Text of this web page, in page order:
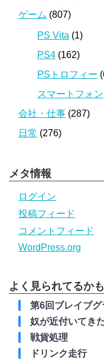
ゲーム (807)
PS Vita (1)
PS4 (162)
PSトロフィー
スマートフォン
会社・仕事 (287)
日常 (276)
メタ情報
ログイン
投稿フィード
コメントフィード
WordPress.org
よく見られてるか
第6回ブレイブ
奴が近付いてき
戦貨処理
ドリンク走行